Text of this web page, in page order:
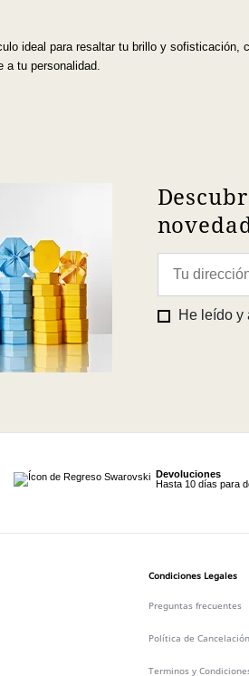
ideal para resaltar tu brillo y
a tu personalidad.
He leído y
Devoluciones
Hasta 10 días para
Condiciones Legales
Preguntas frecuentes
Política de
Terminos y